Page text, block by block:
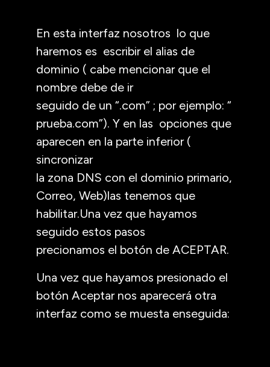
En esta interfaz nosotros lo que
haremos es escribir el alias de
dominio ( cabe mencionar que el
nombre debe de ir
seguido de un “.com” ; por ejemplo: “
prueba.com”). Y en las opciones que
aparecen en la parte inferior (
sincronizar
la zona DNS con el dominio primario,
Correo, Web)las tenemos que
habilitar.Una vez que hayamos
seguido estos pasos
precionamos el botón de ACEPTAR.
Una vez que hayamos presionado el
botón Aceptar nos aparecerá otra
interfaz como se muesta enseguida: